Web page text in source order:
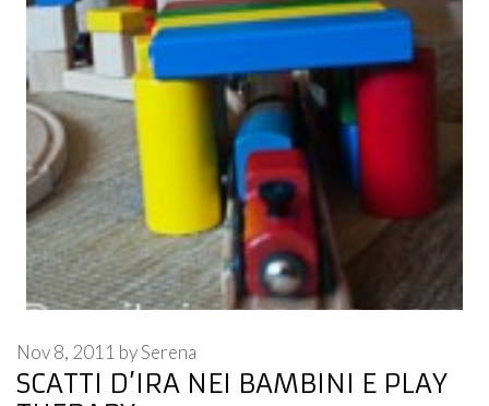
SCATTI D’IRA NEI BAMBINI E PLAY
Nov 8, 2011 bySerena